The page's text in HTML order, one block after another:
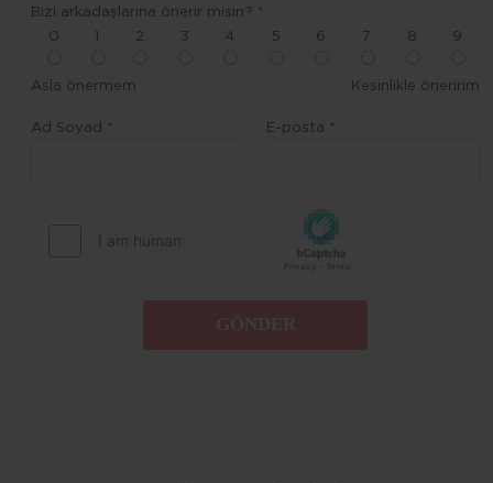
Bizi arkadaşlarına önerir misin? *
0
2 3 4 5 6 7 8 9
Asla önermem Kesinlikle öneririm
Ad Soyad * E-posta *